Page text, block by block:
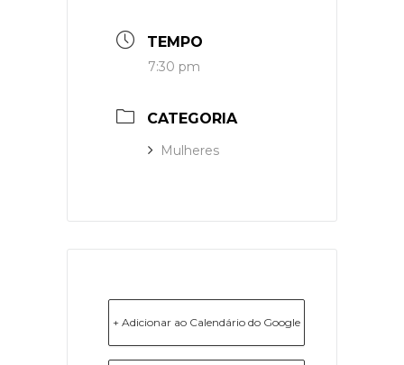
TEMPO
7:30 pm
CATEGORIA
Mulheres
+ Adicionar ao Calendário do Google